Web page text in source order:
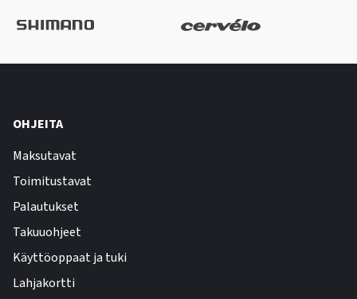
OHJEITA
Maksutavat
Toimitustavat
Palautukset
Takuuohjeet
Käyttöoppaat ja tuki
Lahjakortti